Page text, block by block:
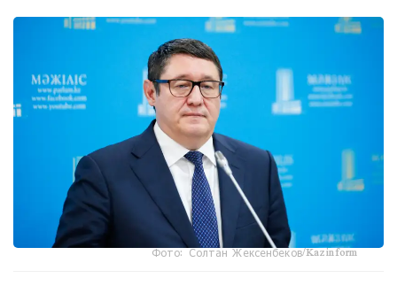
Фото: Солтан Жексенбеков/Kazinform